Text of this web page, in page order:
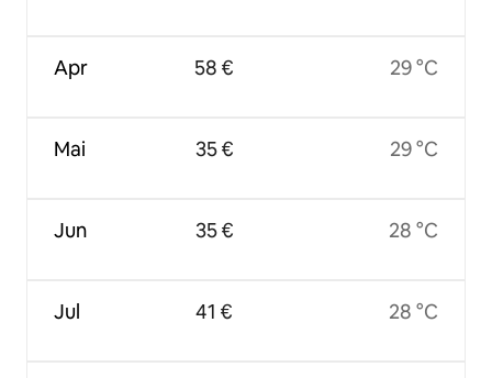
Apr
Mai
Jun
Jul
58 €
35 €
35 €
41 €
29 °C
29 °C
28 °C
28 °C